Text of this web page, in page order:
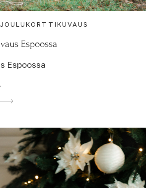
JOULUKORTTIKUVAUS
Espoossa
Espoossa